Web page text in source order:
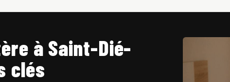
à Saint-Dié-
clés